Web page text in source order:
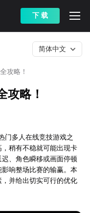
下 载
攻略！
简体中文
攻略！
门多人在线竞技游戏之
稍有不稳就可能出现卡
、角色瞬移或画面停顿
响整场比赛的输赢。本
并给出切实可行的优化